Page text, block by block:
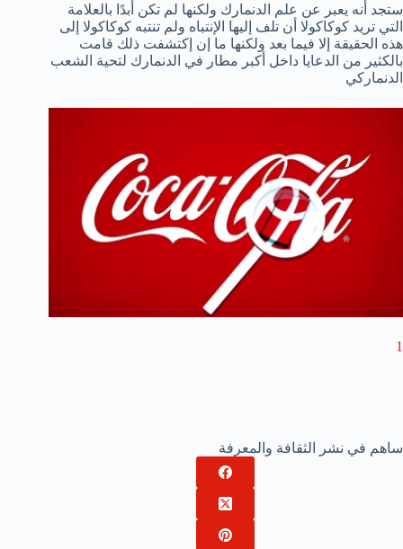
ستجد أنه يعبر عن علم الدنمارك ولكنها لم تكن أبدًا بالعلامة
التي تريد كوكاكولا أن تلف إليها الإنتباه ولم تنتبه كوكاكولا إلى
هذه الحقيقة إلا فيما بعد ولكنها ما إن إكتشفت ذلك قامت
بالكثير من الدعايا داخل أكبر مطار في الدنمارك لتحية الشعب
الدنماركي
1
ساهم في نشر الثقافة والمعرفة